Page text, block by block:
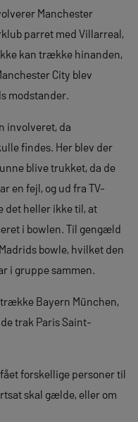
Manchester
parret med Villarreal,
kan trække hinanden,
City blev
modstander.
involveret, da
findes. Her blev der
blive trukket, da de
en fejl, og ud fra TV-
heller ikke til, at
i bowlen. Til gengæld
bowle, hvilket den
i gruppe sammen.
Bayern München,
trak Paris Saint-
forskellige personer til
skal gælde, eller om